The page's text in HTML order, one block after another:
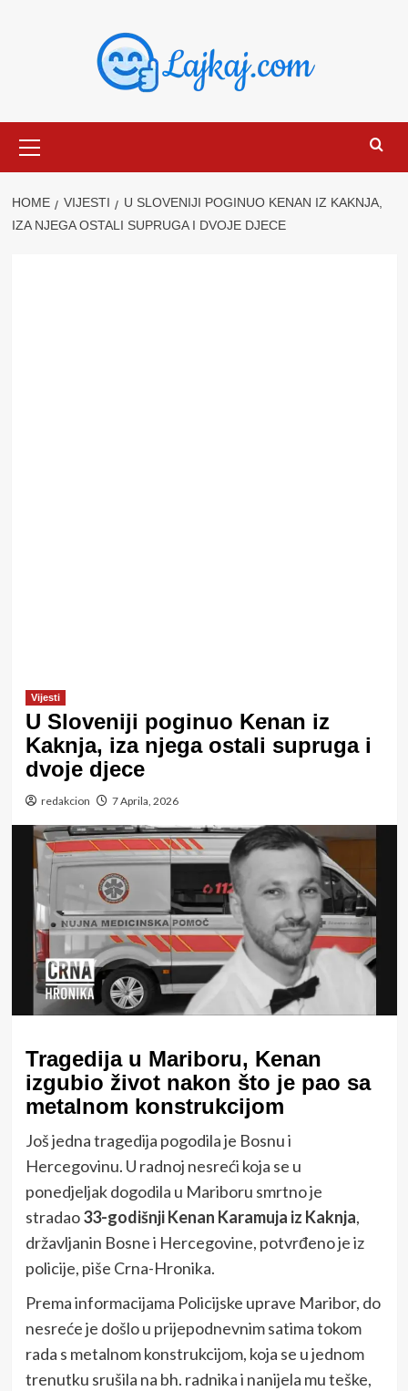
Menu
HOME VIJESTI
U SLOVENIJI POGINUO KENAN IZ KAKNJA,
IZA NJEGA OSTALI SUPRUGA I DVOJE DJECE
Vijesti
U Sloveniji poginuo Kenan iz
Kaknja, iza njega ostali supruga i
dvoje djece
redakcion 7 Aprila, 2026
Tragedija u Mariboru, Kenan
izgubio život nakon što je pao sa
metalnom konstrukcijom
Još jedna tragedija pogodila je Bosnu i
Hercegovinu. U radnoj nesreći koja se u
ponedjeljak dogodila u Mariboru smrtno je
stradao33-godišnji Kenan Karamuja iz Kaknja,
državljanin Bosne i Hercegovine, potvrđeno je iz
policije, piše Crna-Hronika.
Prema informacijama Policijske uprave Maribor, do
nesreće je došlo u prijepodnevnim satima tokom
rada s metalnom konstrukcijom, koja se u jednom
trenutku srušila na bh. radnika i nanijela mu teške,